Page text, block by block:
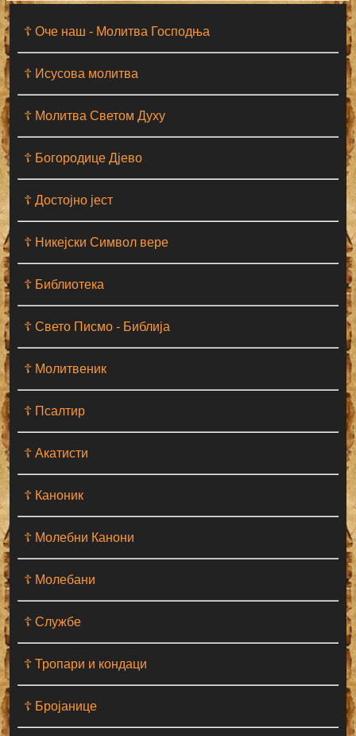
☦ Оче наш - Moлитва Господња
☦ Исусова молитва
☦ Молитва Светом Духу
☦ Богородице Дјево
☦ Достојно јест
☦ Никејски Символ вере
☦ Библиотека
☦ Свето Писмо - Библија
☦ Молитвеник
☦ Псалтир
☦ Акатисти
☦ Каноник
☦ Молебни Канони
☦ Молебани
☦ Службе
☦ Тропари и кондаци
☦ Бројанице